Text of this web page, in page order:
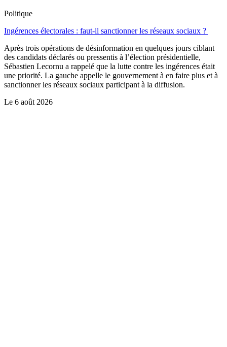
Politique
Ingérences électorales : faut-il sanctionner les réseaux sociaux ?
Après trois opérations de désinformation en quelques jours ciblant
des candidats déclarés ou pressentis à l’élection présidentielle,
Sébastien Lecornu a rappelé que la lutte contre les ingérences était
une priorité. La gauche appelle le gouvernement à en faire plus et à
sanctionner les réseaux sociaux participant à la diffusion.
Le 6 août 2026